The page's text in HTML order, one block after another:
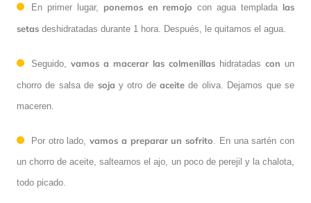
En primer lugar, ponemos en remojo con agua templada las
setas deshidratadas durante 1 hora. Después, le quitamos el agua.
Seguido, vamos a macerar las colmenillas hidratadas con un
chorro de salsa de soja y otro deaceite de oliva. Dejamos que se
maceren.
Por otro lado,vamos a preparar un sofrito . En una sartén con
un chorro de aceite, salteamos el ajo, un poco de perejil y la chalota,
todo picado.